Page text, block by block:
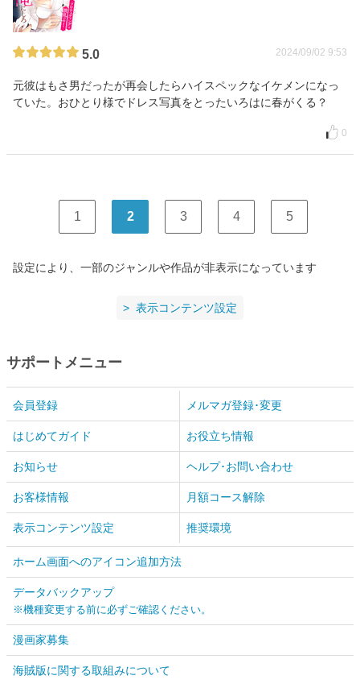
5.0 2024/09/02 9:53
元彼はもさ男だったが再会したらハイスペックなイケメンになっ
ていた。おひとり様でドレス写真をとったいろはに春がくる？
0
1 2 3 4 5
設定により、一部のジャンルや作品が非表示になっています
表示コンテンツ設定
サポートメニュー
会員登録 メルマガ登録･変更
はじめてガイド お役立ち情報
お知らせ ヘルプ･お問い合わせ
お客様情報 月額コース解除
表示コンテンツ設定 推奨環境
ホーム画面へのアイコン追加方法
データバックアップ
※機種変更する前に必ずご確認ください。
漫画家募集
海賊版に関する取組みについて